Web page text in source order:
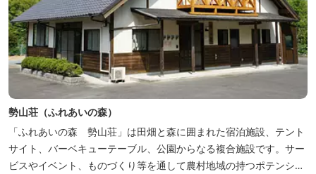
勢山荘（ふれあいの森）
「ふれあいの森 勢山荘」は田畑と森に囲まれた宿泊施設、テント
サイト、バーベキューテーブル、公園からなる複合施設です。サー
ビスやイベント、ものづくり等を通して農村地域の持つポテンシャ